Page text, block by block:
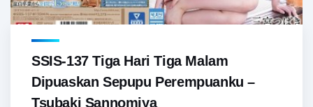
SSIS-137 Tiga Hari Tiga Malam
Dipuaskan Sepupu Perempuanku –
Tsubaki Sannomiya